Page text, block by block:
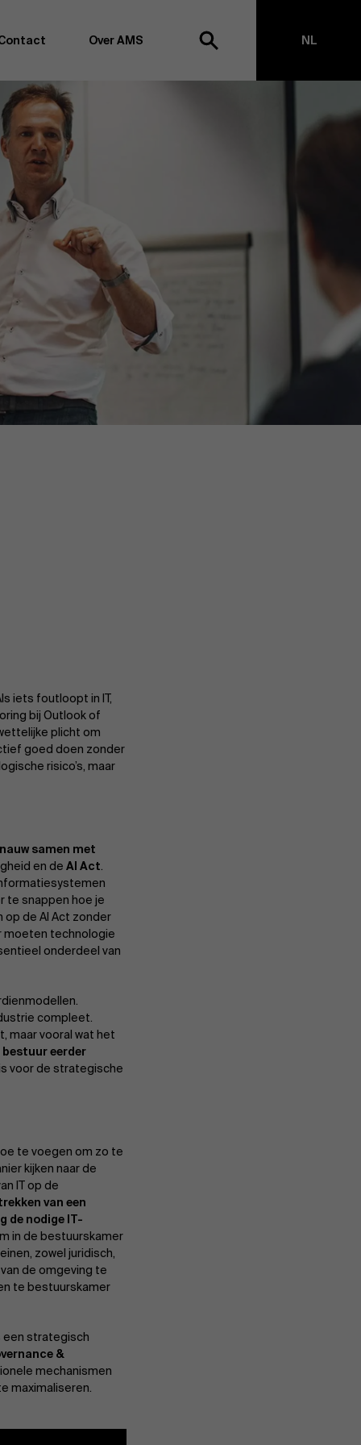
willen wij koploper blijven op het vlak van
-transformatie. Dankzij ons uitgebreide
we de vinger aan de pols omtrent
management en organisatie. Dit doen we zowel
te creëren via onderzoek als door samen met partners
te realiseren. Onze ambitie is dan ook duidelijk:
the world”. We doen dit vanuit drie kernwaarden:
maatschappelijk bewustzijn en kritische reflectie.
Over AMS NL
iets foutloopt in IT,
bij Outlook of
plicht om
goed doen zonder
risico’s, maar
samen met
en deAI Act.
te snappen hoe je
op de AI Act zonder
moeten technologie
onderdeel van
compleet.
maar vooral wat het
bestuur eerder
voor de strategische
te voegen om zo te
kijken naar de
IT op de
van een
de nodige IT-
in de bestuurskamer
zowel juridisch,
de omgeving te
te bestuurskamer
een strategisch
&
mechanismen
maximaliseren.